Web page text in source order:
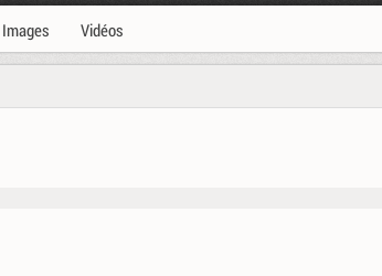
Images Vidéos